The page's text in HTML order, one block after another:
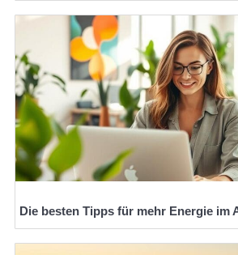
Die besten Tipps für mehr Energie im